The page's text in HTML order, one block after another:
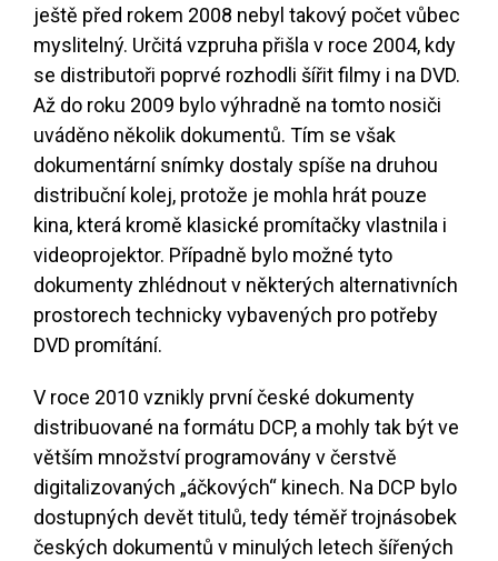
ještě před rokem 2008 nebyl takový počet vůbec
myslitelný. Určitá vzpruha přišla v roce 2004, kdy
se distributoři poprvé rozhodli šířit filmy i na DVD.
Až do roku 2009 bylo výhradně na tomto nosiči
uváděno několik dokumentů. Tím se však
dokumentární snímky dostaly spíše na druhou
distribuční kolej, protože je mohla hrát pouze
kina, která kromě klasické promítačky vlastnila i
videoprojektor. Případně bylo možné tyto
dokumenty zhlédnout v některých alternativních
prostorech technicky vybavených pro potřeby
DVD promítání.
V roce 2010 vznikly první české dokumenty
distribuované na formátu DCP, a mohly tak být ve
větším množství programovány v čerstvě
digitalizovaných „áčkových“ kinech. Na DCP bylo
dostupných devět titulů, tedy téměř trojnásobek
českých dokumentů v minulých letech šířených